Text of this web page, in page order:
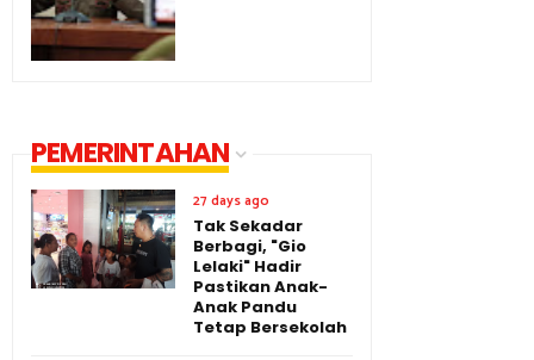
PEMERINTAHAN
27 days ago
Tak Sekadar
Berbagi, "Gio
Lelaki" Hadir
Pastikan Anak-
Anak Pandu
Tetap Bersekolah